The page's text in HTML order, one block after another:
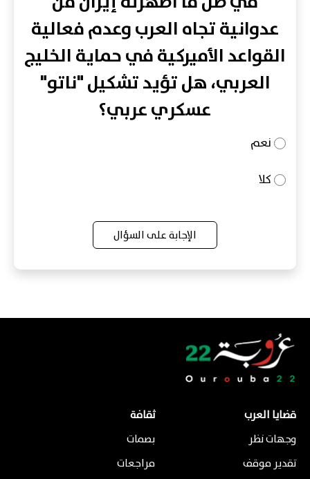
عدوانية تجاه العرب وعدم فعالية
القواعد الأميركية في حماية الخليج
العربي، هل تؤيد تشكيل "ناتو"
عسكري عربي؟
نعم
كلا
الإجابة على السؤال
قضايا العرب
وجهات نظر
تقدير موقف
ثقافة
بصمات
مراجعات